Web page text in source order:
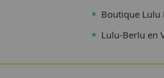
Boutique Lulu
Lulu-Berlu en